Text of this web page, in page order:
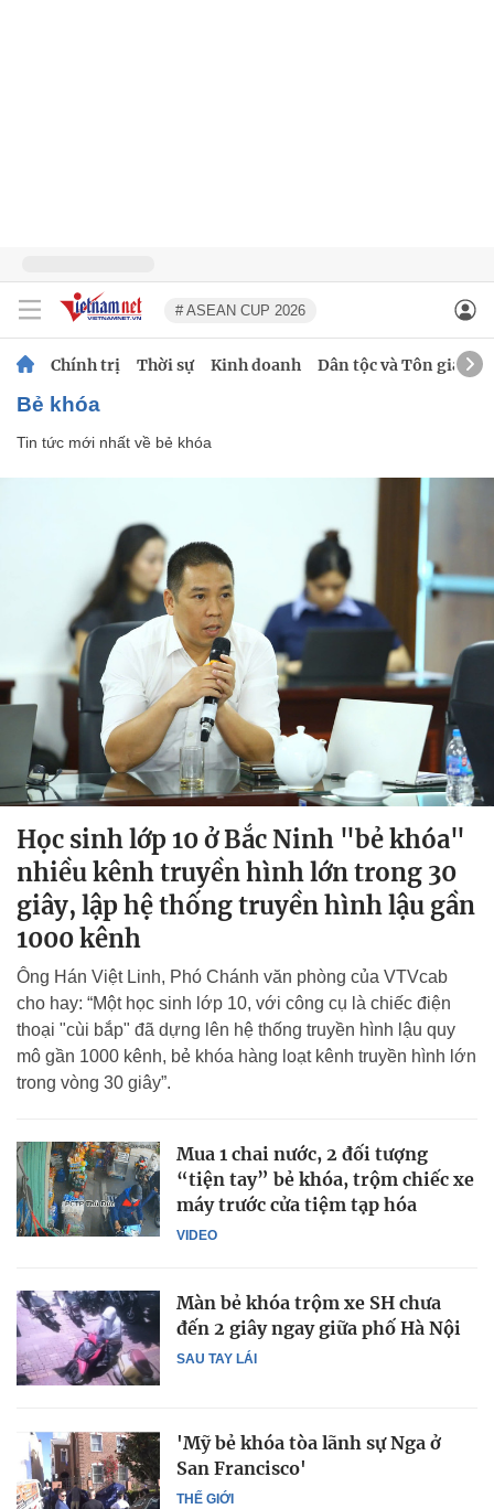
# ASEAN CUP 2026
Chính trị Thời sự Kinh doanh Dân tộc và Tôn giáo
bẻ khóa
Tin tức mới nhất về bẻ khóa
Học sinh lớp 10 ở Bắc Ninh "bẻ khóa"
nhiều kênh truyền hình lớn trong 30
giây, lập hệ thống truyền hình lậu gần
1000 kênh
Ông Hán Việt Linh, Phó Chánh văn phòng của VTVcab
cho hay: “Một học sinh lớp 10, với công cụ là chiếc điện
thoại "cùi bắp" đã dựng lên hệ thống truyền hình lậu quy
mô gần 1000 kênh, bẻ khóa hàng loạt kênh truyền hình lớn
trong vòng 30 giây”.
VIDEO
Mua 1 chai nước, 2 đối tượng
“tiện tay” bẻ khóa, trộm chiếc xe
máy trước cửa tiệm tạp hóa
SAU TAY LÁI
Màn bẻ khóa trộm xe SH chưa
đến 2 giây ngay giữa phố Hà Nội
THẾ GIỚI
'Mỹ bẻ khóa tòa lãnh sự Nga ở
San Francisco'